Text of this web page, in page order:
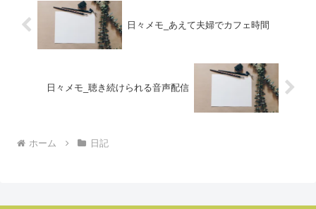
日々メモ_あえて夫婦でカフェ時間
日々メモ_聴き続けられる音声配信
ホーム 日記